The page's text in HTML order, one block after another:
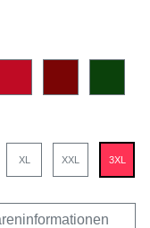
XL XXL 3XL